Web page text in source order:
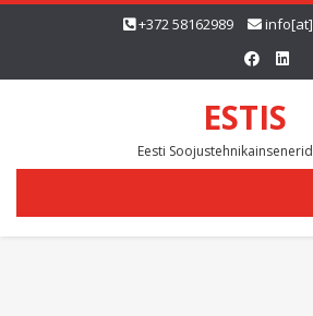
+372 58162989
ESTIS
Eesti